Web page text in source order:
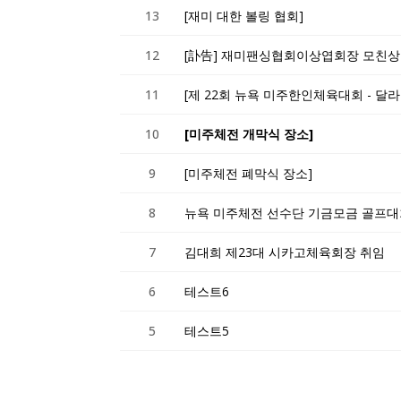
13 [재미 대한 볼링 협회]
12 [訃告] 재미팬싱협회이상엽회장 모친상
11 [제 22회 뉴욕 미주한인체육대회 - 달
10 [미주체전 개막식 장소]
9 [미주체전 폐막식 장소]
8 뉴욕 미주체전 선수단 기금모금 골프대
7 김대희 제23대 시카고체육회장 취임
6 테스트6
5 테스트5